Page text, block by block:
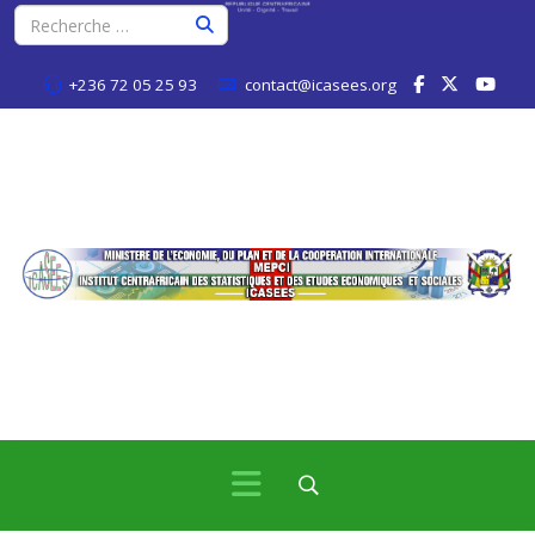
+236 72 05 25 93 contact@icasees.org